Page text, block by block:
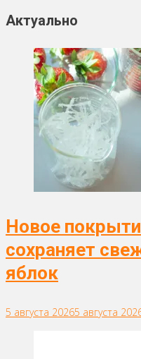
Актуально
Новое
сохраняет
яблок
5 августа 20265 августа